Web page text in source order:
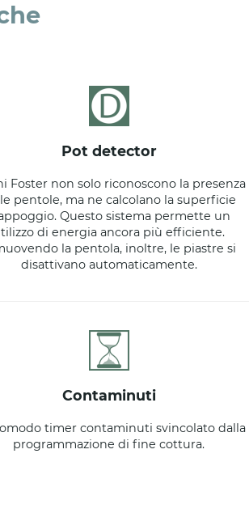
pot detector
Foster non solo riconoscono la presenza
pentole, ma ne calcolano la superficie
Questo sistema permette un
di energia ancora più efficiente.
la pentola, inoltre, le piastre si
disattivano automaticamente.
contaminuti
timer contaminuti svincolato dalla
programmazione di fine cottura.